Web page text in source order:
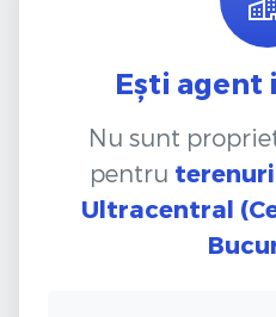
Ești
Nu sunt
pentru
Ultracentral